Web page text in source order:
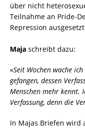
über nicht
Teilnahme an Pride-
Repression
Maja schreibt dazu:
«Seit Wochen wache
gefangen, dessen
Menschen mehr kennt.
Verfassung, denn die
In Majas Briefen wird